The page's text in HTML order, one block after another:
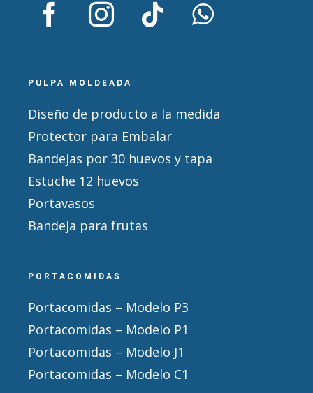
PULPA MOLDEADA
Diseño de producto a la medida
Protector para Embalar
Bandejas por 30 huevos y tapa
Estuche 12 huevos
Portavasos
Bandeja para frutas
PORTACOMIDAS
Portacomidas – Modelo P3
Portacomidas – Modelo P1
Portacomidas – Modelo J1
Portacomidas – Modelo C1